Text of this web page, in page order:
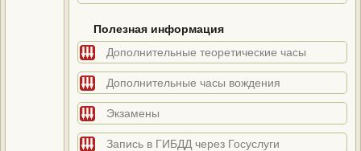
Полезная информация
Дополнительные теоретические часы
Дополнительные часы вождения
Экзамены
Запись в ГИБДД через Госуслуги